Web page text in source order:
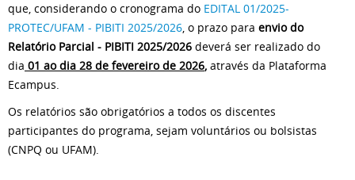
que, considerando o cronograma do EDITAL 01/2025-
PROTEC/UFAM - PIBITI 2025/2026, o prazo para envio do
Relatório Parcial - PIBITI 2025/2026 deverá ser realizado do
dia 01 ao dia 28 de fevereiro de 2026, através da Plataforma
Ecampus.
Os relatórios são obrigatórios a todos os discentes
participantes do programa, sejam voluntários ou bolsistas
(CNPQ ou UFAM).